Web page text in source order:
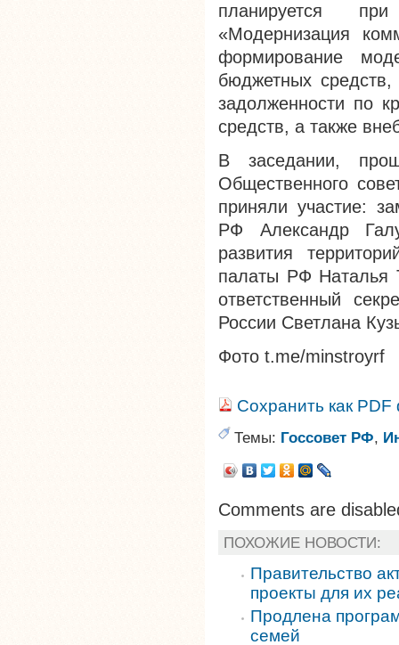
планируется
«Модернизация
формирование
бюджетных средств,
задолженности по
средств, а также
В заседании,
Общественного
приняли участие:
РФ Александр
развития
палаты РФ Наталья
ответственный
России Светлана
Фото t.me/minstroyrf
Сохранить как
Темы: Госсовет РФ,
Comments are
ПОХОЖИЕ НОВОСТИ:
Правительство
проекты для их
Продлена
семей